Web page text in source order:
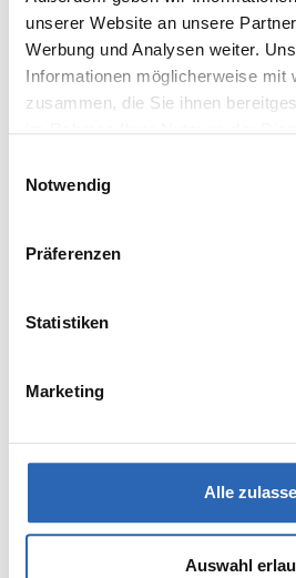
unserer Website an unsere
Werbung und Analysen weiter.
Informationen möglicherweise mit
zusammen, die Sie ihnen
Notwendig
Präferenzen
Statistiken
Marketing
Alle
Auswahl
8 Gänge
6
Kraftstoffverbrauch kombiniert:
6.2 l/100km (WLTP)
2
-Emissionen kombiniert:
163 g/km (WLTP)
BMW